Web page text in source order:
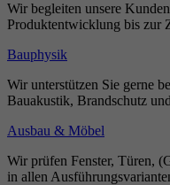
Wir begleiten unsere
Produktentwicklung bis zur
Bauphysik
Wir unterstützen Sie gerne
Bauakustik, Brandschutz
Ausbau & Möbel
Wir prüfen Fenster, Türen,
in allen